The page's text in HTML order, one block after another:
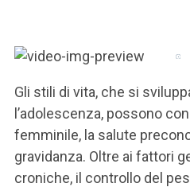
Gli stili di vita, che si
l’adolescenza, possono
femminile, la salute
gravidanza. Oltre ai fattori
croniche, il controllo del